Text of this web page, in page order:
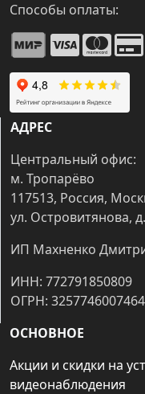
Способы оплаты:
АДРЕС
Центральный офис:
м. Тропарёво
117513, Россия,
ул. Островитянова,
ИП Махненко
ИНН: 772791850809
ОГРН:
ОСНОВНОЕ
Акции и скидки на
видеонаблюдения